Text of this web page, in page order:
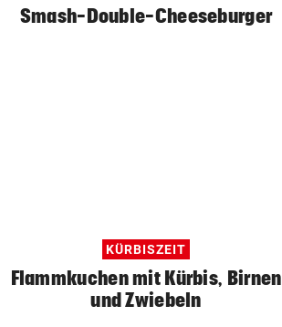
Smash-Double-Cheeseburger
KÜRBISZEIT
Flammkuchen mit Kürbis, Birnen
und Zwiebeln